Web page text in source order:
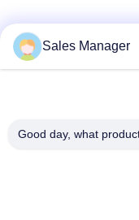
гидравлические
Копёр
молоток
Sales Manager
Good day, what